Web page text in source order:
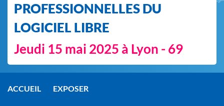
PROFESSIONNELLES DU
LOGICIEL LIBRE
Jeudi 15 mai 2025 à Lyon - 69
ACCUEIL EXPOSER